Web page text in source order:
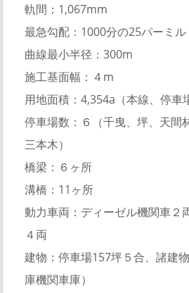
軌間：1,067mm
最急勾配：1000分の25パーミル
曲線最小半径：300m
施工基面幅：４m
用地面積：4,354a（本線、停車
停車場数：６（千曳、坪、天間
三本木）
橋梁：６ヶ所
溝橋：11ヶ所
動力車両：ディーゼル機関車２
４両
建物：停車場157坪５合、諸建
庫機関車庫）